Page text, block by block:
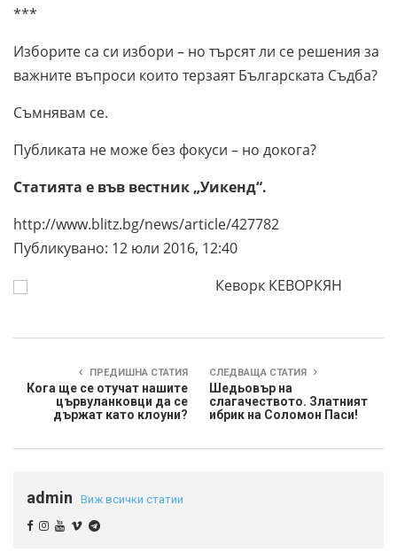
***
Изборите са си избори – но търсят ли се решения за
важните въпроси които терзаят Българската Съдба?
Съмнявам се.
Публиката не може без фокуси – но докога?
Статията е във вестник „Уикенд“.
http://www.blitz.bg/news/article/427782
Публикувано: 12 юли 2016, 12:40
Кеворк КЕВОРКЯН
ПРЕДИШНА СТАТИЯ
Кога ще се отучат нашите
цървуланковци да се
държат като клоуни?
СЛЕДВАЩА СТАТИЯ
Шедьовър на
слагачеството. Златният
ибрик на Соломон Паси!
admin Виж всички статии